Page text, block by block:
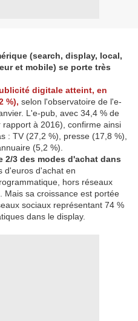
(search, display, local,
et mobile) se porte très
digitale atteint, en
%), selon l'observatoire de l'e-
L'e-pub, avec 34,4 % de
à 2016), confirme ainsi
: TV (27,2 %), presse (17,8 %),
(5,2 %).
2/3 des modes d'achat dans
d'euros d'achat en
hors réseaux
Mais sa croissance est portée
sociaux représentant 74 %
dans le display.